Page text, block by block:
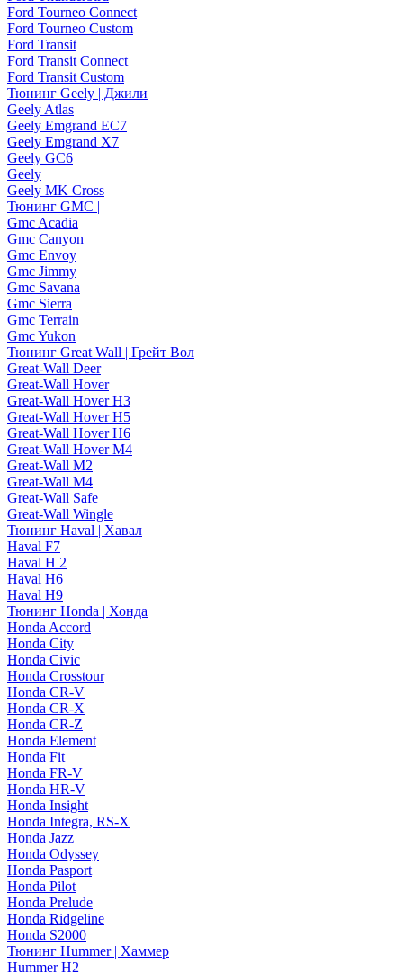
Ford Tourneo Connect
Ford Tourneo Custom
Ford Transit
Ford Transit Connect
Ford Transit Custom
Тюнинг Geely | Джили
Geely Atlas
Geely Emgrand EC7
Geely Emgrand X7
Geely GC6
Geely
Geely MK Cross
Тюнинг GMC |
Gmc Acadia
Gmc Canyon
Gmc Envoy
Gmc Jimmy
Gmc Savana
Gmc Sierra
Gmc Terrain
Gmc Yukon
Тюнинг Great Wall | Грейт Вол
Great-Wall Deer
Great-Wall Hover
Great-Wall Hover H3
Great-Wall Hover H5
Great-Wall Hover H6
Great-Wall Hover M4
Great-Wall M2
Great-Wall M4
Great-Wall Safe
Great-Wall Wingle
Тюнинг Haval | Хавал
Haval F7
Haval H 2
Haval H6
Haval H9
Тюнинг Honda | Хонда
Honda Accord
Honda City
Honda Civic
Honda Crosstour
Honda CR-V
Honda CR-X
Honda CR-Z
Honda Element
Honda Fit
Honda FR-V
Honda HR-V
Honda Insight
Honda Integra, RS-X
Honda Jazz
Honda Odyssey
Honda Pasport
Honda Pilot
Honda Prelude
Honda Ridgeline
Honda S2000
Тюнинг Hummer | Хаммер
Hummer H2